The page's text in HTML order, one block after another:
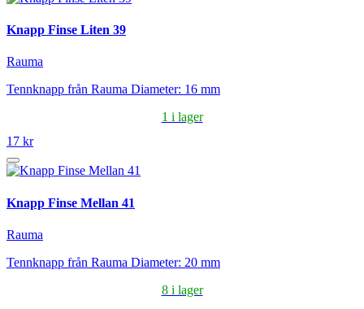
Knapp Finse Liten 39
Rauma
Tennknapp från Rauma Diameter: 16 mm
1 i lager
17 kr
Knapp Finse Mellan 41
Rauma
Tennknapp från Rauma Diameter: 20 mm
8 i lager